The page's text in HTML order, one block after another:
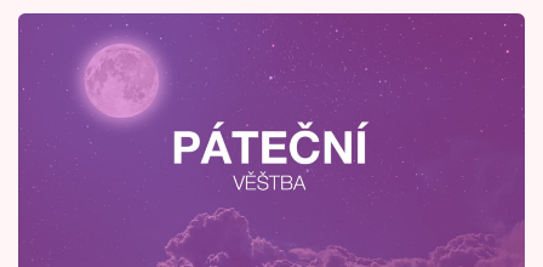
Celebrity
Vztahy
Seriály
Horoskopy